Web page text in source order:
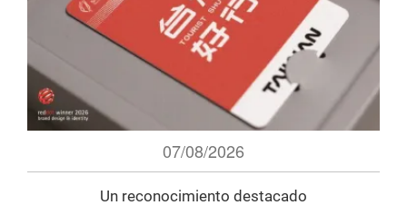
07/08/2026
Un reconocimiento destacado